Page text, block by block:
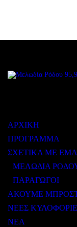
ΑΡΧΙΚΗ
ΠΡΟΓΡΑΜΜΑ
ΣΧΕΤΙΚΑ ΜΕ
ΜΕΛΩΔΙΑ
ΠΑΡΑΓΩΓΟΙ
ΑΚΟΥΜΕ
ΝΕΕΣ
ΝΕΑ